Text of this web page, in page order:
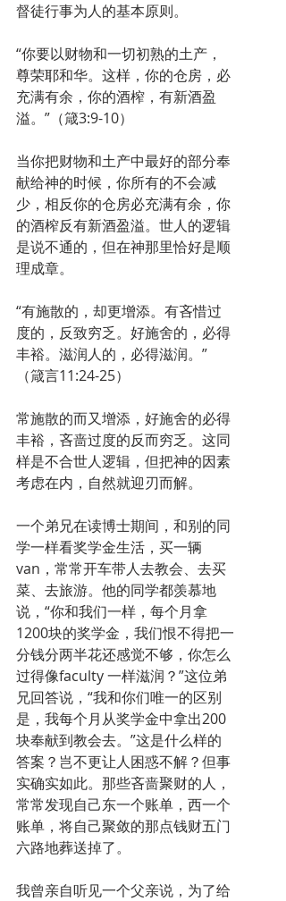
督徒行事为人的基本原则。
“你要以财物和一切初熟的土产，
尊荣耶和华。这样，你的仓房，必
充满有余，你的酒榨，有新酒盈
溢。”（箴3:9-10）
当你把财物和土产中最好的部分奉
献给神的时候，你所有的不会减
少，相反你的仓房必充满有余，你
的酒榨反有新酒盈溢。世人的逻辑
是说不通的，但在神那里恰好是顺
理成章。
“有施散的，却更增添。有吝惜过
度的，反致穷乏。好施舍的，必得
丰裕。滋润人的，必得滋润。”
（箴言11:24-25）
常施散的而又增添，好施舍的必得
丰裕，吝啬过度的反而穷乏。这同
样是不合世人逻辑，但把神的因素
考虑在内，自然就迎刃而解。
一个弟兄在读博士期间，和别的同
学一样看奖学金生活，买一辆
van，常常开车带人去教会、去买
菜、去旅游。他的同学都羡慕地
说，“你和我们一样，每个月拿
1200块的奖学金，我们恨不得把一
分钱分两半花还感觉不够，你怎么
过得像faculty 一样滋润？”这位弟
兄回答说，“我和你们唯一的区别
是，我每个月从奖学金中拿出200
块奉献到教会去。”这是什么样的
答案？岂不更让人困惑不解？但事
实确实如此。那些吝啬聚财的人，
常常发现自己东一个账单，西一个
账单，将自己聚敛的那点钱财五门
六路地葬送掉了。
我曾亲自听见一个父亲说，为了给